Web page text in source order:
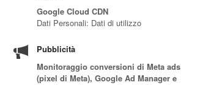
Google Cloud CDN
Dati Personali: Dati di utilizzo
Pubblicità
Monitoraggio conversioni di Meta ads
(pixel di Meta), Google Ad Manager e